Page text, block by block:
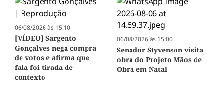
06/08/2026 às 15:10
[VÍDEO] Sargento
Gonçalves nega compra
de votos e afirma que
fala foi tirada de
contexto
06/08/2026 às 15:00
Senador Styvenson visita
obra do Projeto Mãos de
Obra em Natal